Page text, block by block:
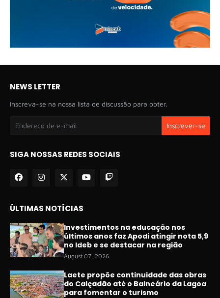
NEWS LETTER
Inscreva-se na nossa lista de discussão para obter.
SIGA NOSSAS REDES SOCIAIS
ÚLTIMAS NOTÍCIAS
Investimentos na educação nos
últimos anos faz Apodi atingir nota 5,9
no Ideb e se destacar na região
August 07, 2026
Laete propõe continuidade das obras
do Calçadão até o Balneário da Lagoa
para fomentar o turismo